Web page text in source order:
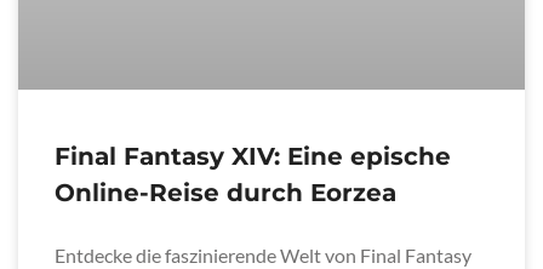
Final Fantasy XIV: Eine epische
Online-Reise durch Eorzea
Entdecke die faszinierende Welt von Final Fantasy